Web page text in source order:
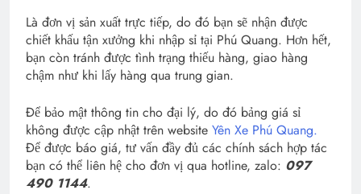
Là đơn vị sản xuất trực tiếp, do đó bạn sẽ nhận được
chiết khấu tận xưởng khi nhập sỉ tại Phú Quang. Hơn hết,
bạn còn tránh được tình trạng thiếu hàng, giao hàng
chậm như khi lấy hàng qua trung gian.
Để bảo mật thông tin cho đại lý, do đó bảng giá sỉ
không được cập nhật trên website Yên Xe Phú Quang.
Để được báo giá, tư vấn đầy đủ các chính sách hợp tác
bạn có thể liên hệ cho đơn vị qua hotline, zalo: 097
490 1144.